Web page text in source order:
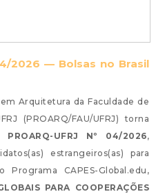
2026 — Bolsas no Brasil
Arquitetura da Faculdade de
(PROARQ/FAU/UFRJ) torna
PROARQ-UFRJ Nº 04/2026,
estrangeiros(as) para
CAPES-Global.edu,
PARA COOPERAÇÕES